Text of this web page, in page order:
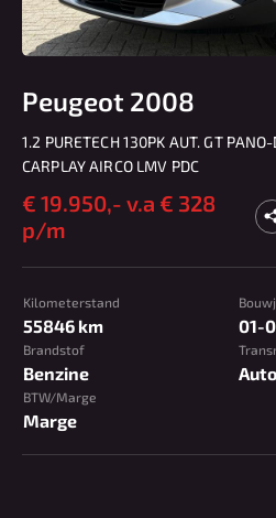
Peugeot 2008
1.2 PURETECH 130PK AUT. GT
CARPLAY AIRCO LMV PDC
€ 19.950,- v.a € 328
p/m
Kilometerstand
55846 km 01-
Brandstof
Benzine
BTW/Marge
Marge